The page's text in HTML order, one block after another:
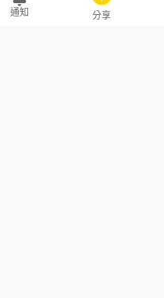
職場透明化運動
通知 分享